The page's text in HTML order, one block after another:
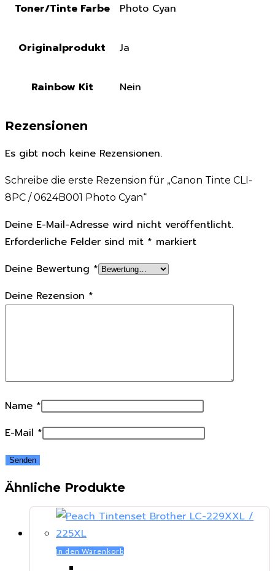
Toner/Tinte Farbe Photo Cyan
Originalprodukt Ja
Rainbow Kit Nein
Rezensionen
Es gibt noch keine Rezensionen.
Schreibe die erste Rezension für „Canon Tinte CLI-
8PC / 0624B001 Photo Cyan“
Deine E-Mail-Adresse wird nicht veröffentlicht.
Erforderliche Felder sind mit * markiert
Deine Bewertung *
Deine Rezension *
Name *
E-Mail *
Ähnliche Produkte
In den Warenkorb